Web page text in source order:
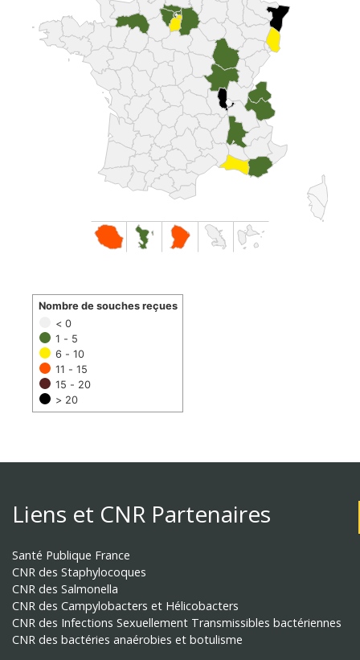
< 0
1 - 5
6 - 10
11 - 15
15 - 20
> 20
Nombre de souches reçues
Liens et CNR Partenaires
Santé Publique France
CNR des Staphylocoques
CNR des Salmonella
CNR des Campylobacters et Hélicobacters
CNR des Infections Sexuellement Transmissibles bactériennes
CNR des bactéries anaérobies et botulisme